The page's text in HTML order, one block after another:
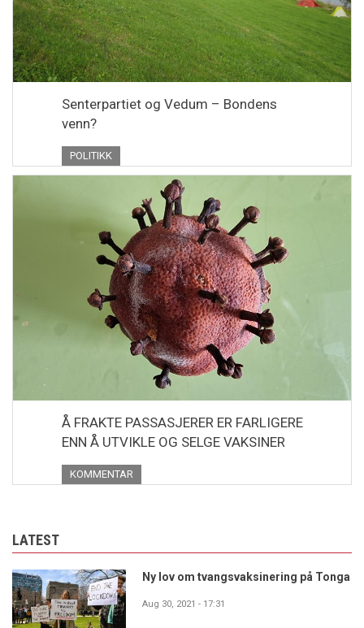
Senterpartiet og Vedum – Bondens
venn?
POLITIKK
Å FRAKTE PASSASJERER ER FARLIGERE
ENN Å UTVIKLE OG SELGE VAKSINER
KOMMENTAR
LATEST
Ny lov om tvangsvaksinering på Tonga
Aug 30, 2021 - 17:31